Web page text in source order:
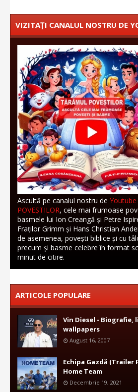
VIZITAȚI CANALUL NOSTRU DE
Ascultă pe canalul nostru de Youtube
POVEȘTILOR, cele mai frumoase
basmele lui Ion Creangă și Petre
Fraților Grimm și Hans Christian
de asemenea, povești biblice și cu
precum și basme celebre în format
minut de citire.
ARTICOLE POPULARE
Vin Diesel - Biografie,
wallpapers
August 16, 2007
Echipa Gazdă (Trailer
Home Team
Decembrie 19, 2021